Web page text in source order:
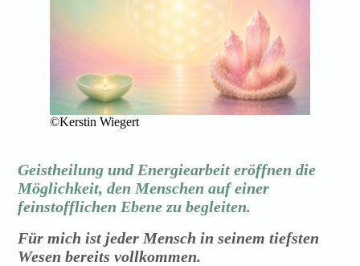
©Kerstin Wiegert
Geistheilung und Energiearbeit eröffnen die
Möglichkeit, den Menschen auf einer
feinstofflichen Ebene zu begleiten.
Für mich ist jeder Mensch in seinem tiefsten
Wesen bereits vollkommen.